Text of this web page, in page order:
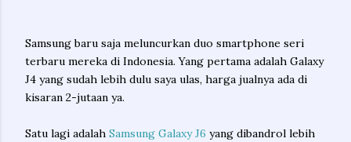
Samsung baru saja meluncurkan duo smartphone seri
terbaru mereka di Indonesia. Yang pertama adalah Galaxy
J4 yang sudah lebih dulu saya ulas, harga jualnya ada di
kisaran 2-jutaan ya.
Satu lagi adalah Samsung Galaxy J6 yang dibandrol lebih